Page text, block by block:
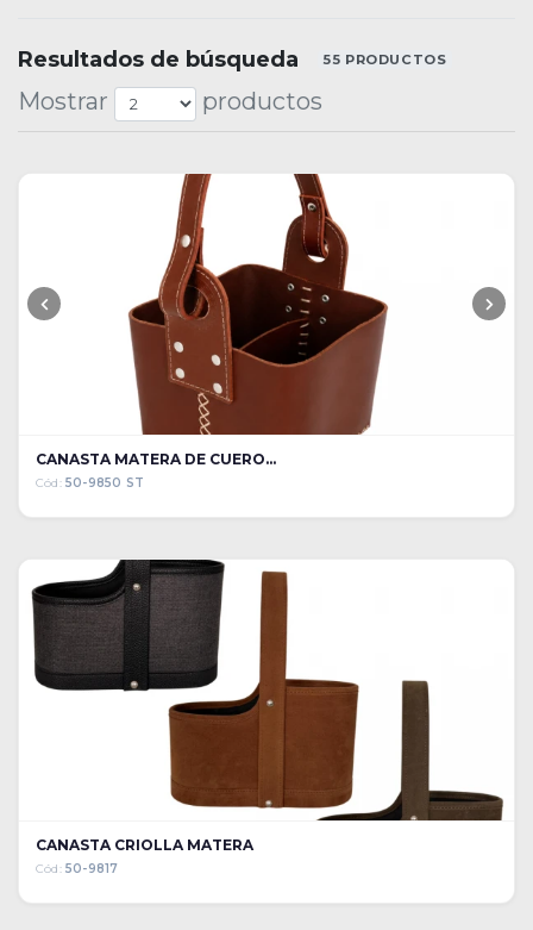
Resultados de búsqueda 55 PRODUCTOS
Mostrar productos
CANASTA MATERA DE CUERO...
Cód: 50-9850 ST
CANASTA CRIOLLA MATERA
Cód: 50-9817